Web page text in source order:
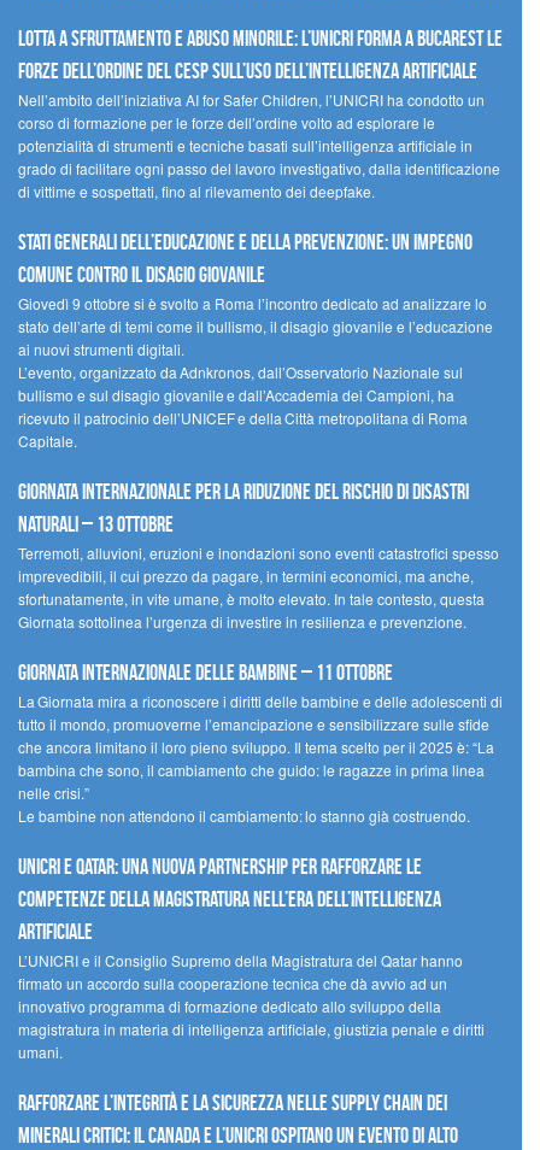
Lotta a sfruttamento e abuso minorile: l’UNICRI forma a Bucarest le
forze dell’ordine del CESP sull’uso dell’Intelligenza Artificiale
Nell’ambito dell’iniziativa AI for Safer Children, l’UNICRI ha condotto un
corso di formazione per le forze dell’ordine volto ad esplorare le
potenzialità di strumenti e tecniche basati sull’intelligenza artificiale in
grado di facilitare ogni passo del lavoro investigativo, dalla identificazione
di vittime e sospettati, fino al rilevamento dei deepfake.
Stati Generali dell’Educazione e della Prevenzione: un impegno
comune contro il disagio giovanile
Giovedì 9 ottobre si è svolto a Roma l’incontro dedicato ad analizzare lo
stato dell’arte di temi come il bullismo, il disagio giovanile e l’educazione
ai nuovi strumenti digitali.
L’evento, organizzato da Adnkronos, dall’Osservatorio Nazionale sul
bullismo e sul disagio giovanile e dall’Accademia dei Campioni, ha
ricevuto il patrocinio dell’UNICEF e della Città metropolitana di Roma
Capitale.
Giornata internazionale per la riduzione del rischio di disastri
naturali – 13 ottobre
Terremoti, alluvioni, eruzioni e inondazioni sono eventi catastrofici spesso
imprevedibili, il cui prezzo da pagare, in termini economici, ma anche,
sfortunatamente, in vite umane, è molto elevato. In tale contesto, questa
Giornata sottolinea l’urgenza di investire in resilienza e prevenzione.
Giornata internazionale delle bambine – 11 ottobre
La Giornata mira a riconoscere i diritti delle bambine e delle adolescenti di
tutto il mondo, promuoverne l’emancipazione e sensibilizzare sulle sfide
che ancora limitano il loro pieno sviluppo. Il tema scelto per il 2025 è: “La
bambina che sono, il cambiamento che guido: le ragazze in prima linea
nelle crisi.”
Le bambine non attendono il cambiamento: lo stanno già costruendo.
UNICRI e Qatar: una nuova partnership per rafforzare le
competenze della magistratura nell’era dell’intelligenza
artificiale
L’UNICRI e il Consiglio Supremo della Magistratura del Qatar hanno
firmato un accordo sulla cooperazione tecnica che dà avvio ad un
innovativo programma di formazione dedicato allo sviluppo della
magistratura in materia di intelligenza artificiale, giustizia penale e diritti
umani.
Rafforzare l’integrità e la sicurezza nelle supply chain dei
minerali critici: il Canada e l’UNICRI ospitano un evento di alto